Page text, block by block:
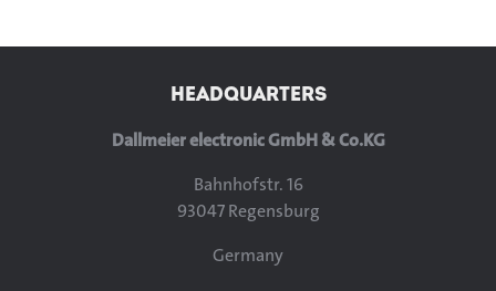
HEADQUARTERS
Dallmeier electronic GmbH & Co.KG
Bahnhofstr. 16
93047 Regensburg
Germany